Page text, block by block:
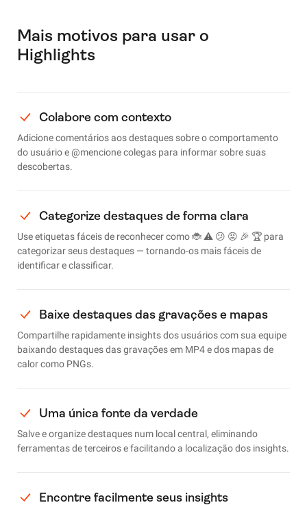
Mais motivos para usar o
Highlights
Colabore com contexto
Adicione comentários aos destaques sobre o comportamento
do usuário e @mencione colegas para informar sobre suas
descobertas.
Categorize destaques de forma clara
Use etiquetas fáceis de reconhecer como 🐞 ⚠️ 😕 😡 🎉 🏆 para
categorizar seus destaques — tornando-os mais fáceis de
identificar e classificar.
Baixe destaques das gravações e mapas
Compartilhe rapidamente insights dos usuários com sua equipe
baixando destaques das gravações em MP4 e dos mapas de
calor como PNGs.
Uma única fonte da verdade
Salve e organize destaques num local central, eliminando
ferramentas de terceiros e facilitando a localização dos insights.
Encontre facilmente seus insights